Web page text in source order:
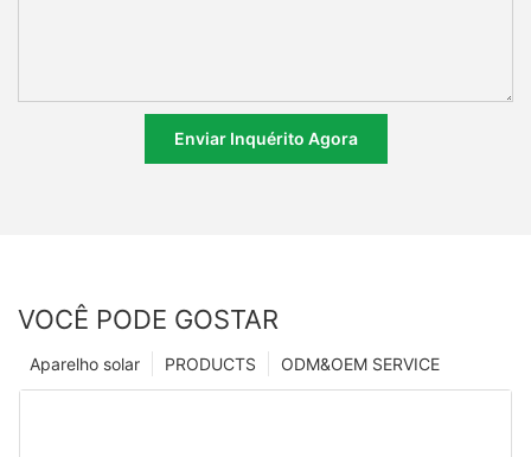
Enviar Inquérito Agora
VOCÊ PODE GOSTAR
ODM&OEM SERVICE
PRODUCTS
Aparelho solar